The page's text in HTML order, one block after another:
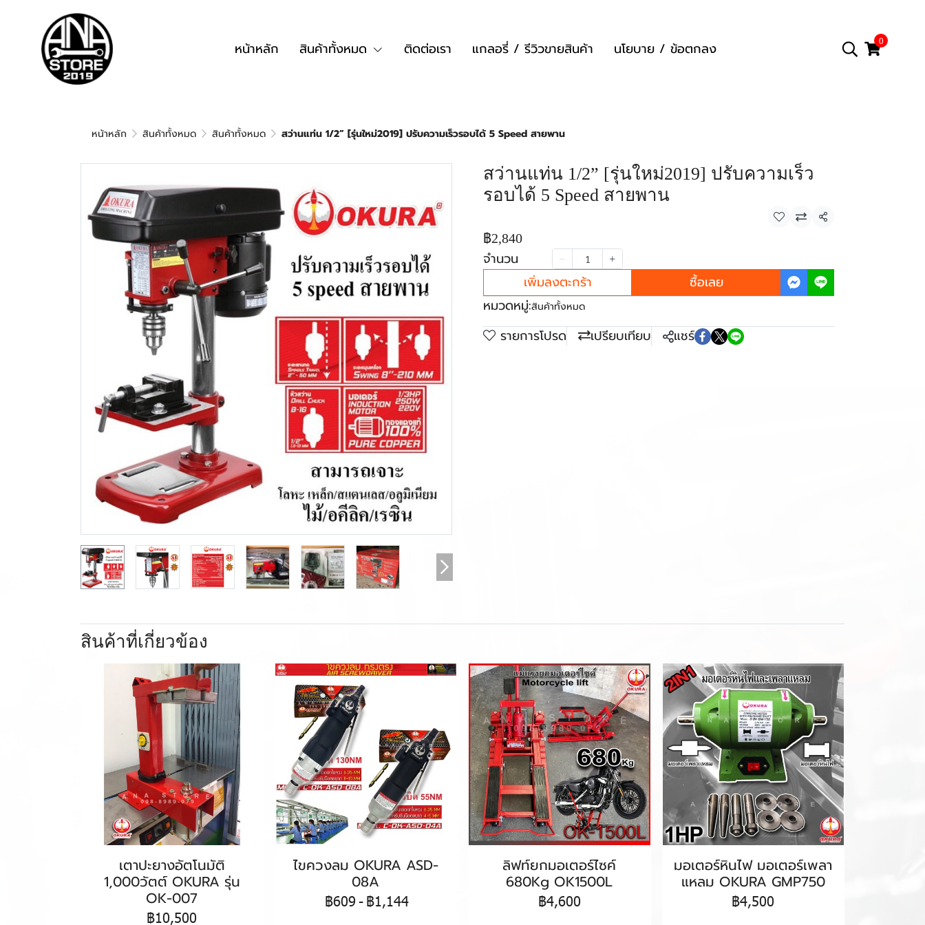
หน้าหลัก สินค้าทั้งหมด ติดต่อเรา แกลอรี่ / รีวิวขายสินค้า นโยบาย / ข้อตกลง 0
หน้าหลัก สินค้าทั้งหมด สินค้าทั้งหมด สว่านแท่น 1/2” [รุ่นใหม่2019] ปรับความเร็วรอบได้ 5 Speed สายพาน
สว่านแท่น 1/2” [รุ่นใหม่2019] ปรับความเร็ว
รอบได้ 5 Speed สายพาน
แชร์
฿2,840
จำนวน
เพิ่มลงตะกร้า
ซื้อเลย
หมวดหมู่:สินค้าทั้งหมด
รายการโปรด เปรียบเทียบ แชร์
สินค้าที่เกี่ยวข้อง
เตาปะยางอัตโนมัติ
1,000วัตต์ OKURA รุ่น
OK-007
฿10,500
ไขควงลม OKURA ASD-
08A
฿609 -฿1,144
ลิฟท์ยกมอเตอร์ไซค์
680Kg OK1500L
฿4,600
มอเตอร์หินไฟ มอเตอร์เพลา
แหลม OKURA GMP750
฿4,500